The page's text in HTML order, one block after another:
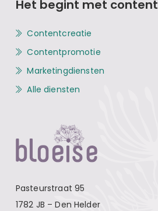
Pasteurstraat 95
1782 JB – Den Helder
Het begint met content
Contentcreatie
Contentpromotie
Marketingdiensten
Alle diensten